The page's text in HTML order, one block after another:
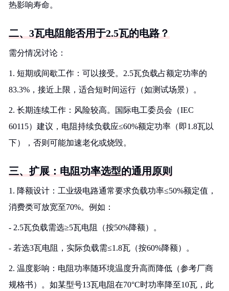
热影响寿命。
二、3瓦电阻能否用于2.5瓦的电路？
需分情况讨论：
1. 短期或间歇工作：可以接受。2.5瓦负载占额定功率的
83.3%，接近上限，适合短时间运行（如测试场景）。
2. 长期连续工作：风险较高。国际电工委员会（IEC
60115）建议，电阻持续负载应≤60%额定功率（即1.8瓦以
下），否则可能加速老化或烧毁。
三、扩展：电阻功率选型的通用原则
1. 降额设计：工业级电路通常要求负载功率≤50%额定值，
消费类可放宽至70%。例如：
- 2.5瓦负载需选≥5瓦电阻（按50%降额）。
- 若选3瓦电阻，实际负载需≤1.8瓦（按60%降额）。
2. 温度影响：电阻功率随环境温度升高而降低（参考厂商
规格书）。如某型号13瓦电阻在70°C时功率降至10瓦，此